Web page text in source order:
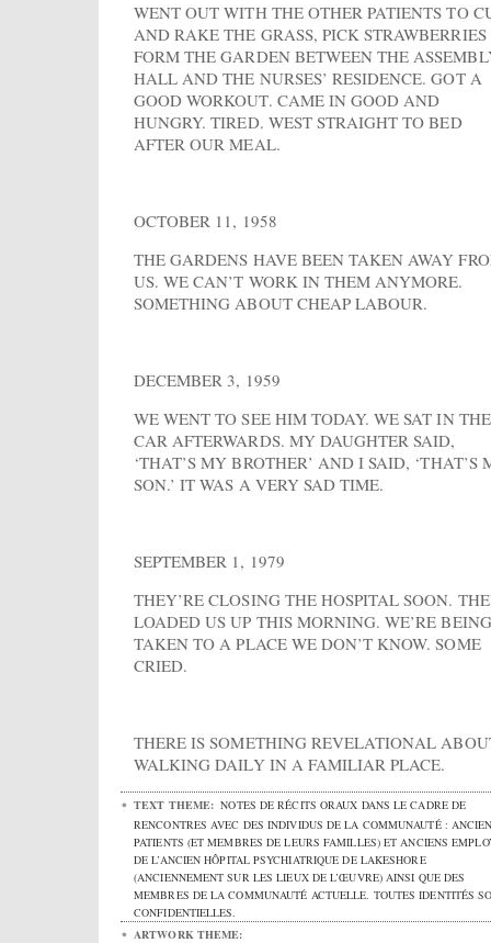
WENT OUT WITH THE OTHER PATIENTS TO
AND RAKE THE GRASS, PICK STRAWBERRIES
FORM THE GARDEN BETWEEN THE
HALL AND THE NURSES’ RESIDENCE. GOT A
GOOD WORKOUT. CAME IN GOOD AND
HUNGRY. TIRED. WEST STRAIGHT TO BED
AFTER OUR MEAL.
OCTOBER 11, 1958
THE GARDENS HAVE BEEN TAKEN AWAY
US. WE CAN’T WORK IN THEM ANYMORE.
SOMETHING ABOUT CHEAP LABOUR.
DECEMBER 3, 1959
WE WENT TO SEE HIM TODAY. WE SAT IN THE
CAR AFTERWARDS. MY DAUGHTER SAID,
‘THAT’S MY BROTHER’ AND I SAID, ‘THAT’S
SON.’ IT WAS A VERY SAD TIME.
SEPTEMBER 1, 1979
THEY’RE CLOSING THE HOSPITAL SOON.
LOADED US UP THIS MORNING. WE’RE BEING
TAKEN TO A PLACE WE DON’T KNOW. SOME
CRIED.
THERE IS SOMETHING REVELATIONAL
WALKING DAILY IN A FAMILIAR PLACE.
TEXT THEME: NOTES DE RÉCITS ORAUX DANS LE CADRE DE
RENCONTRES AVEC DES INDIVIDUS DE LA COMMUNAUTÉ :
PATIENTS (ET MEMBRES DE LEURS FAMILLES) ET ANCIENS
DE L’ANCIEN HÔPITAL PSYCHIATRIQUE DE LAKESHORE
(ANCIENNEMENT SUR LES LIEUX DE L’ŒUVRE) AINSI QUE DES
MEMBRES DE LA COMMUNAUTÉ ACTUELLE. TOUTES IDENTITÉS
CONFIDENTIELLES.
ARTWORK THEME: